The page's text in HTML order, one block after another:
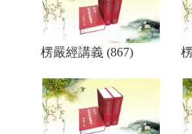
楞嚴經講義 (867)